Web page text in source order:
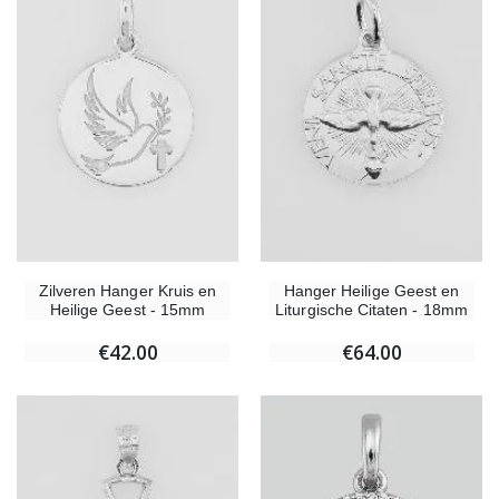
Zilveren Hanger Kruis en
Heilige Geest - 15mm
€42.00
Hanger Heilige Geest en
Liturgische Citaten - 18mm
€64.00
€5.00
€23.00
€59.90
€4.90
€6.00